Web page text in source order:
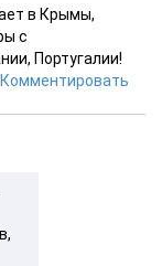
в Крымы,
с
Португалии!
Комментировать